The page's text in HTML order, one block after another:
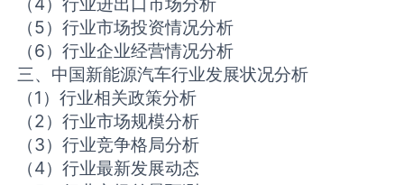
（5）行业市场投资情况分析
（6）行业企业经营情况分析
三、中国新能源汽车行业发展状况分析
（1）行业相关政策分析
（2）行业市场规模分析
（3）行业竞争格局分析
（4）行业最新发展动态